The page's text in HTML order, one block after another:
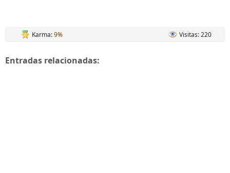
Karma:9% Visitas: 220
Entradas relacionadas: